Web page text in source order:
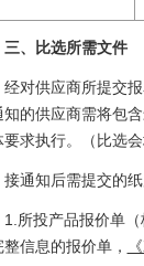
三、比选所需文件
经对供应商所提交
知的供应商需将包
要求执行。（比选
接通知后需提交的
1.所投产品报价单
信息的报价单，